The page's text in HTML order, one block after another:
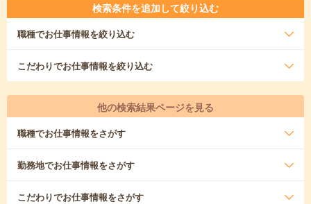
検索条件を追加して絞り込む
職種でお仕事情報を絞り込む
こだわりでお仕事情報を絞り込む
他の検索結果ページを見る
職種でお仕事情報をさがす
勤務地でお仕事情報をさがす
こだわりでお仕事情報をさがす